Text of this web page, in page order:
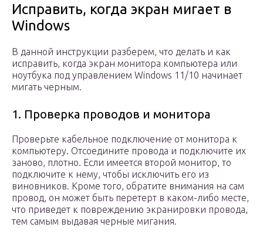
Исправить, когда экран мигает в
Windows
В данной инструкции разберем, что делать и как
исправить, когда экран монитора компьютера или
ноутбука под управлением Windows 11/10 начинает
мигать черным.
1. Проверка проводов и монитора
Проверьте кабельное подключение от монитора к
компьютеру. Отсоедините провода и подключите их
заново, плотно. Если имеется второй монитор, то
подключите к нему, чтобы исключить его из
виновников. Кроме того, обратите внимания на сам
провод, он может быть перетерт в каком-либо месте,
что приведет к повреждению экранировки провода,
тем самым выдавая черные мигания.